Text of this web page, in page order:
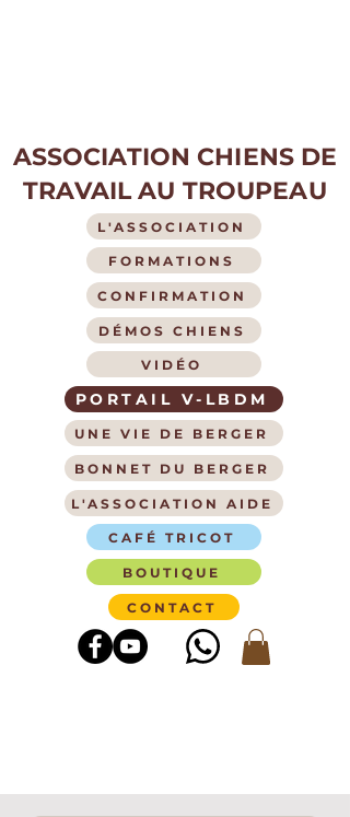
ASSOCIATION CHIENS DE
TRAVAIL AU TROUPEAU
L'ASSOCIATION
FORMATIONS
CONFIRMATION
DÉMOS CHIENS
VIDÉO
PORTAIL V-LBDM
UNE VIE DE BERGER
BONNET DU BERGER
L'ASSOCIATION AIDE
CAFÉ TRICOT
BOUTIQUE
CONTACT